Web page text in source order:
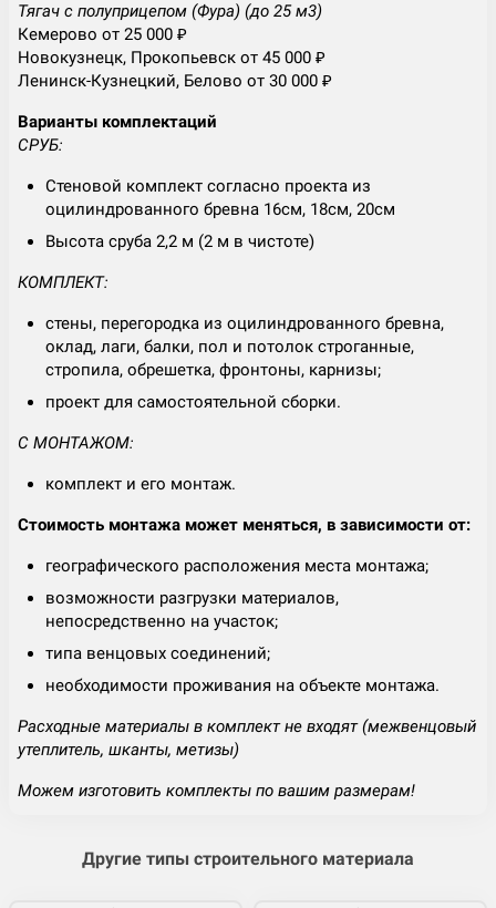
Тягач с полуприцепом (Фура) (до 25 м3)
Кемерово от 25 000 ₽
Новокузнецк, Прокопьевск от 45 000 ₽
Ленинск-Кузнецкий, Белово от 30 000 ₽
Варианты комплектаций
СРУБ:
Стеновой комплект согласно проекта из
оцилиндрованного бревна 16см, 18см, 20см
Высота сруба 2,2 м (2 м в чистоте)
КОМПЛЕКТ:
стены, перегородка из оцилиндрованного бревна,
оклад, лаги, балки, пол и потолок строганные,
стропила, обрешетка, фронтоны, карнизы;
проект для самостоятельной сборки.
С МОНТАЖОМ:
комплект и его монтаж.
Стоимость монтажа может меняться, в зависимости от:
географического расположения места монтажа;
возможности разгрузки материалов,
непосредственно на участок;
типа венцовых соединений;
необходимости проживания на объекте монтажа.
Расходные материалы в комплект не входят (межвенцовый
утеплитель, шканты, метизы)
Можем изготовить комплекты по вашим размерам!
Другие типы строительного материала